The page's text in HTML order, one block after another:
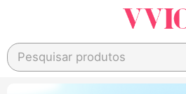
Pesquisar produtos